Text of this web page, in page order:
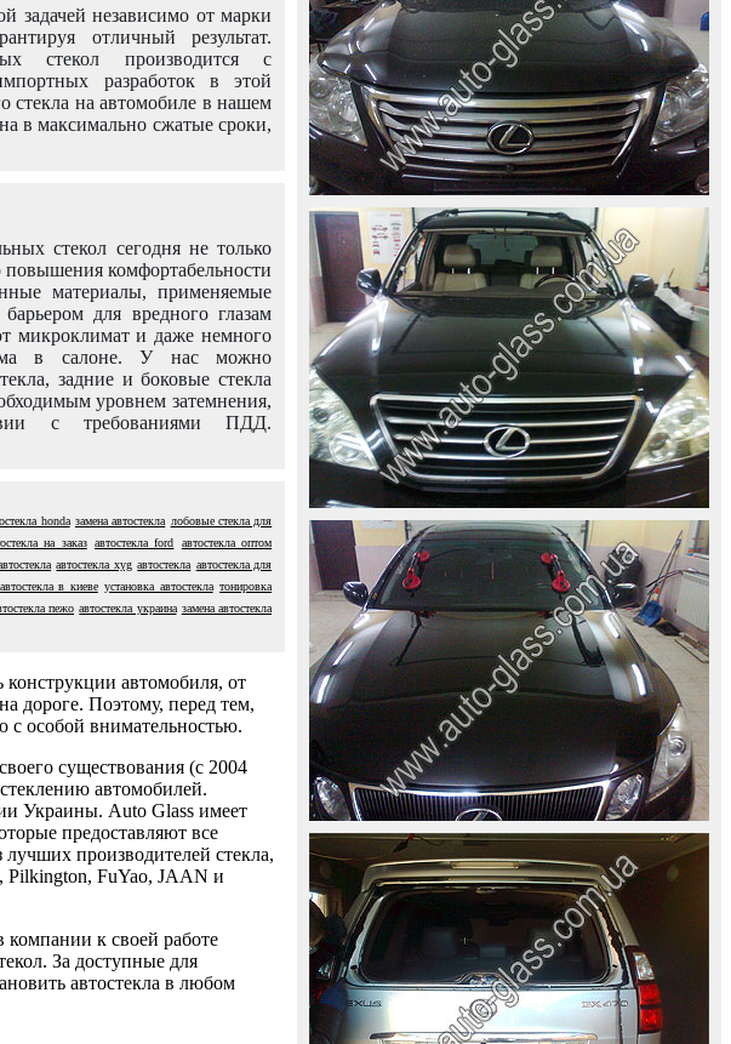
задачей независимо от марки
отличный результат.
стекол производится с
разработок в этой
стекла на автомобиле в нашем
в максимально сжатые сроки,
стекол сегодня не только
повышения комфортабельности
материалы, применяемые
для вредного глазам
микроклимат и даже немного
в салоне. У нас можно
задние и боковые стекла
уровнем затемнения,
с требованиями ПДД.
honda замена автостекла лобовые стекла для
на заказ автостекла ford
автостекла оптом
автостекла xyg автостекла автостекла для
автостекла в киеве установка автостекла тонировка
пежо автостекла украина замена автостекла
конструкции автомобиля, от
дороге. Поэтому, перед тем,
с особой внимательностью.
существования (с 2004
автомобилей.
Украины. Auto Glass имеет
предоставляют все
производителей стекла,
Pilkington, FuYao, JAAN и
к своей работе
За доступные для
автостекла в любом